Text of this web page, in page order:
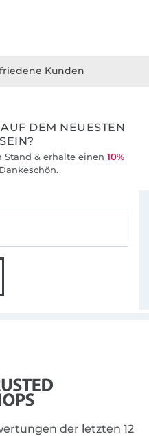
DEM NEUESTEN
& erhalte einen 10%
der letzten 12